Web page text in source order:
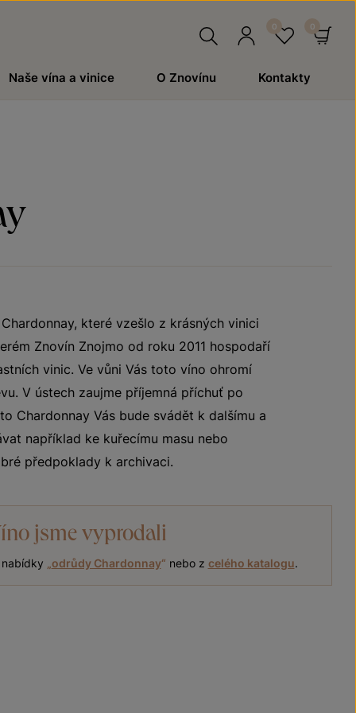
Naše vína a vinice O Znovínu Kontakty
které vzešlo z krásných vinici
Znovín Znojmo od roku 2011 hospodaří
vinic. Ve vůni Vás toto víno ohromí
V ústech zaujme příjemná příchuť po
Chardonnay Vás bude svádět k dalšímu a
například ke kuřecímu masu nebo
předpoklady k archivaci.
jsme vyprodali
odrůdy Chardonnay“ nebo z celého katalogu.